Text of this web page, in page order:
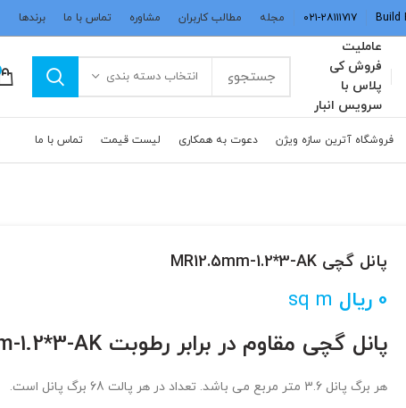
Build ۰۲۱-۲۸۱۱۱۷۱۷ مجله مطالب کاربران مشاوره تماس با ما برندها
عاملیت
فروش کی
پلاس با
سرویس انبار
انتخاب دسته بندی
فروشگاه آترین سازه ویژن دعوت به همکاری لیست قیمت تماس با ما
پانل گچی MR12.5mm-1.2*3-AK
0 ریال
پانل گچی مقاوم در برابر رطوبت MR12.5mm-1.2*3-AK
هر برگ پانل 3.6 متر مربع می باشد. تعداد در هر پالت 68 برگ پانل است.